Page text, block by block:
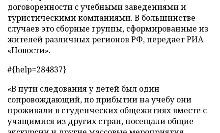
договоренности с учебными заведениями и
туристическими компаниями. В большинстве
случаев это сборные группы, сформированные из
жителей различных регионов РФ, передает РИА
«Новости».
#{help=284837}
«В пути следования у детей был один
сопровождающий, по прибытии на учебу они
проживали в студенческих общежитиях вместе с
учащимися из других стран, посещали общие